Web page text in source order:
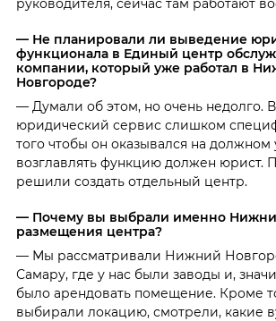
руководителя, сейчас там работают
— Не планировали ли выведение
функционала в Единый центр
компании, который уже работал в
Новгороде?
— Думали об этом, но очень недолго.
юридический сервис слишком
того чтобы он оказывался на должном
возглавлять функцию должен юрист.
решили создать отдельный центр.
— Почему вы выбрали именно
размещения центра?
— Мы рассматривали Нижний
Самару, где у нас были заводы и,
было арендовать помещение. Кроме
выбирали локацию, смотрели, какие